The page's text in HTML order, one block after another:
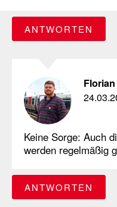
ANTWORTEN
Florian
Keine Sorge: Auch
werden regelmäßig
ANTWORTEN